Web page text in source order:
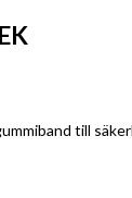
till